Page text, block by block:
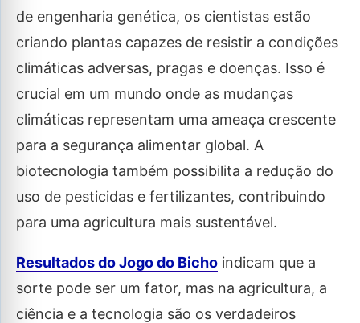
de engenharia genética, os cientistas estão
criando plantas capazes de resistir a condições
climáticas adversas, pragas e doenças. Isso é
crucial em um mundo onde as mudanças
climáticas representam uma ameaça crescente
para a segurança alimentar global. A
biotecnologia também possibilita a redução do
uso de pesticidas e fertilizantes, contribuindo
para uma agricultura mais sustentável.
Resultados do Jogo do Bicho indicam que a
sorte pode ser um fator, mas na agricultura, a
ciência e a tecnologia são os verdadeiros